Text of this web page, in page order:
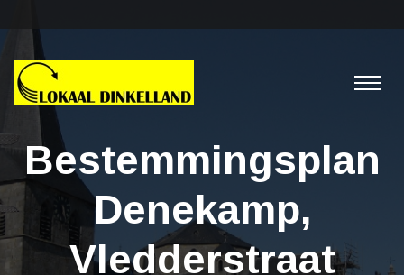
Bestemmingsplan
Denekamp,
Vledderstraat